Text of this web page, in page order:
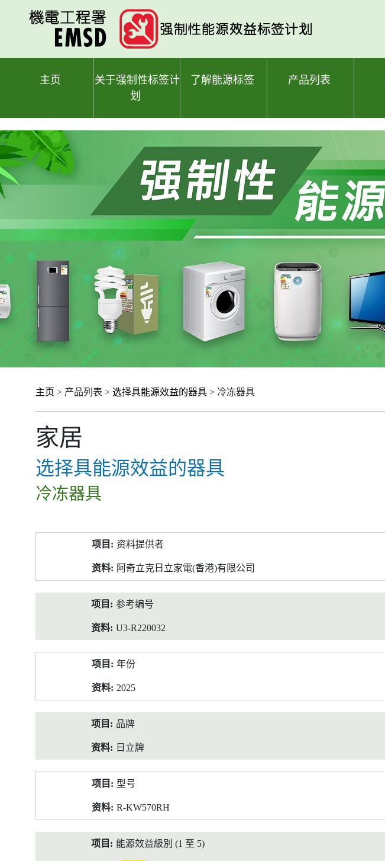
主页
关于强制性标签计
划
了解能源标签 产品列表
主页 > 产品列表 > 选择具能源效益的器具 > 冷冻器具
家居
选择具能源效益的器具
冷冻器具
料
资料提供者
阿奇立克日立家電(香港)有限公司
参考编号
U3-R220032
年份
2025
品牌
日立牌
型号
R-KW570RH
能源效益級別 (1 至 5)